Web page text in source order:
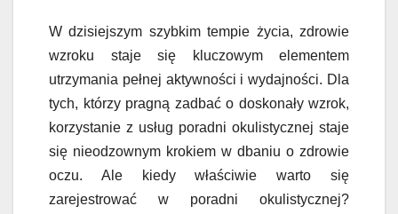
W dzisiejszym szybkim tempie życia, zdrowie
wzroku staje się kluczowym elementem
utrzymania pełnej aktywności i wydajności. Dla
tych, którzy pragną zadbać o doskonały wzrok,
korzystanie z usług poradni okulistycznej staje
się nieodzownym krokiem w dbaniu o zdrowie
oczu. Ale kiedy właściwie warto się
zarejestrować w poradni okulistycznej?